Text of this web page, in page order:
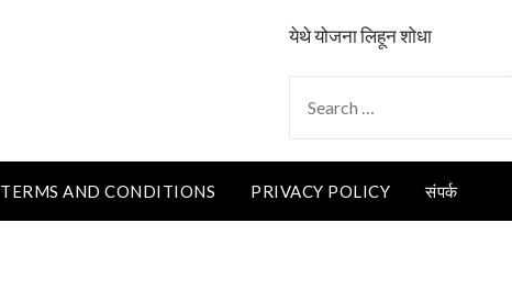
येथे योजना लिहून शोधा
FOR:
TERMS AND CONDITIONS PRIVACY POLICY संपर्क